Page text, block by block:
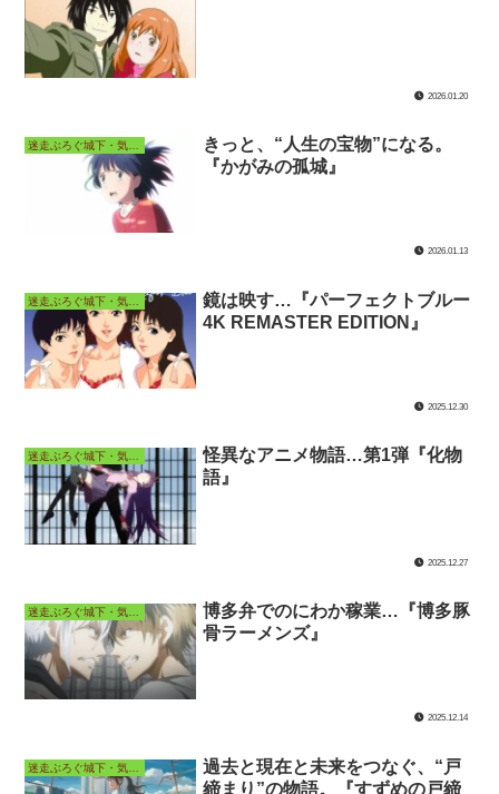
2026.01.20
きっと、“人生の宝物”になる。
『かがみの孤城』
2026.01.13
鏡は映す…『パーフェクトブルー
4K REMASTER EDITION』
2025.12.30
迷走ぶろぐ城下・気ままなアニメ長屋
怪異なアニメ物語…第1弾『化物
語』
2025.12.27
博多弁でのにわか稼業…『博多豚
骨ラーメンズ』
2025.12.14
過去と現在と未来をつなぐ、“戸
締まり”の物語。『すずめの戸締